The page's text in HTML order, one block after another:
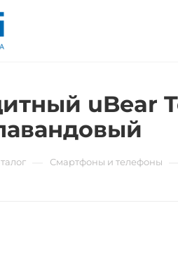
uBear
Смартфоны и телефоны